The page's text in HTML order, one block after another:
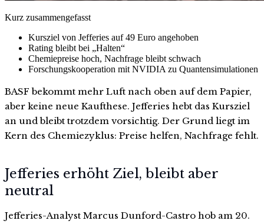
Kurz zusammengefasst
Kursziel von Jefferies auf 49 Euro angehoben
Rating bleibt bei „Halten“
Chemiepreise hoch, Nachfrage bleibt schwach
Forschungskooperation mit NVIDIA zu Quantensimulationen
BASF bekommt mehr Luft nach oben auf dem Papier,
aber keine neue Kaufthese. Jefferies hebt das Kursziel
an und bleibt trotzdem vorsichtig. Der Grund liegt im
Kern des Chemiezyklus: Preise helfen, Nachfrage fehlt.
Jefferies erhöht Ziel, bleibt aber
neutral
Jefferies-Analyst Marcus Dunford-Castro hob am 20.